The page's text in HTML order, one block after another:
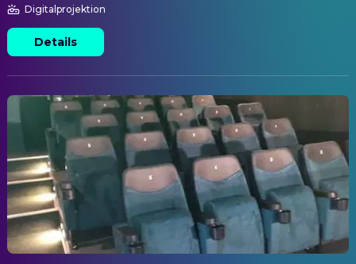
Digitalprojektion
Details